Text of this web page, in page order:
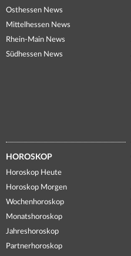
Osthessen News
Mittelhessen News
Rhein-Main News
Südhessen News
HOROSKOP
Horoskop Heute
Horoskop Morgen
Wochenhoroskop
Monatshoroskop
Jahreshoroskop
Partnerhoroskop